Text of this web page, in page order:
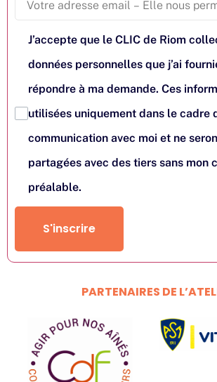
J’accepte que le CLIC de Riom
données personnelles que j’ai
répondre à ma demande. Ces
utilisées uniquement dans le cadre
communication avec moi et ne
partagées avec des tiers sans mon
préalable.
S'inscrire
PARTENAIRES DE